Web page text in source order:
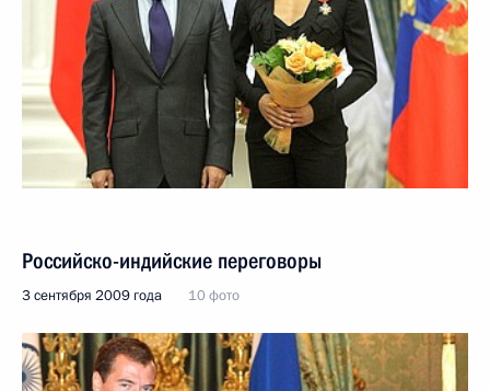
Российско-индийские переговоры
3 сентября 2009 года 10 фото